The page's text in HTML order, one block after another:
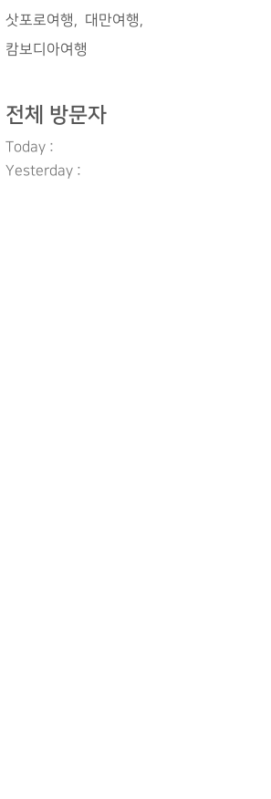
삿포로여행
대만여행
캄보디아여행
전체 방문자
Today :
Yesterday :